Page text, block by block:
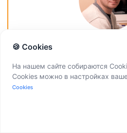
Хотите уточнить детали или
Укажите номер телефона, я
🍪 Cookies
На нашем сайте собираются
Cookies можно в настройках
Cookies